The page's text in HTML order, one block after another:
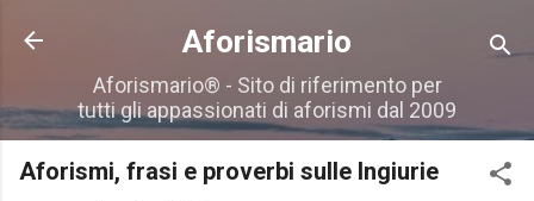
Passa ai contenuti principali
Aforismario
Aforismario® - Sito di riferimento per
tutti gli appassionati di aforismi dal 2009
Aforismi, frasi e proverbi sulle Ingiurie